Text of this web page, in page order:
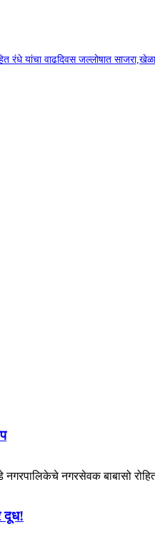
रंधे यांचा वाढदिवस जल्लोषात
नगरसेवक बाबासो रोहित
दूध!